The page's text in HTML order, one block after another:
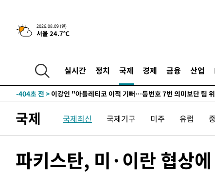
2026.08.09 (일)
서울 24.7℃
실시간 정치 국제 경제 금융 산업
-10588초 전 >이란 "호르무즈 재개방 합의 근접…美 배상 선행돼야"
-1635초 전 > [속보]與최고위원 제주·인천 순회경선…박선원·최민희·
래 44.56%
-870초 전 >
[속보]與 대표 경선 제주·인천 당원투표…金 47.75%·鄭
宋 10.17%
-404초 전 >
-339초 전 > [속보]與 당대표 경선, 제주·인천 권리당원 투표 김민석 승
1시간 전 >
[속보]이강인 "감독님이 원하는 마음 느꼈고, 많은 트로피
1시간 전 >수도권 40도 육박 '펄펄'…동해안 일부 지역엔 호의주의보
3시간 전 >
강릉에 시간당 81.4㎜ 물폭탄…도로 잠기고 담벼락 붕괴
국제 국제최신 국제기구 미주 유럽
파키스탄, 미·이란 협상